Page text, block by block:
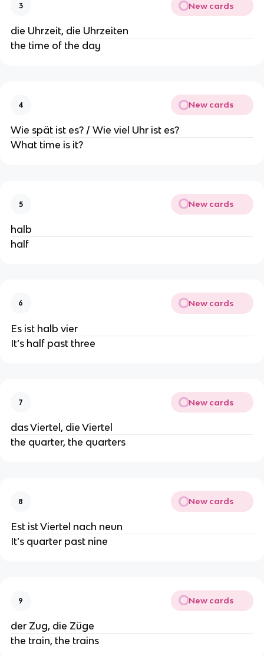
3 New cards
die Uhrzeit, die Uhrzeiten
the time of the day
4 New cards
Wie spät ist es? / Wie viel Uhr ist es?
What time is it?
5 New cards
halb
half
6 New cards
Es ist halb vier
It’s half past three
7 New cards
das Viertel, die Viertel
the quarter, the quarters
8 New cards
Est ist Viertel nach neun
It’s quarter past nine
9 New cards
der Zug, die Züge
the train, the trains